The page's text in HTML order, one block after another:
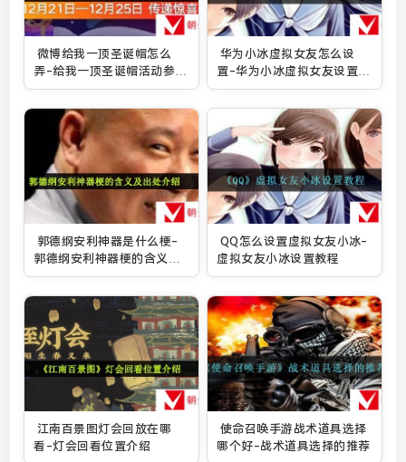
微博给我一顶圣诞帽怎么
弄-给我一顶圣诞帽活动参与
方法
华为小冰虚拟女友怎么设
置-华为小冰虚拟女友设置方
法
郭德纲安利神器是什么梗-
郭德纲安利神器梗的含义及
出处介绍
QQ怎么设置虚拟女友小冰-
虚拟女友小冰设置教程
江南百景图灯会回放在哪
看-灯会回看位置介绍
使命召唤手游战术道具选择
哪个好-战术道具选择的推荐